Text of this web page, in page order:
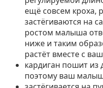
ещё совсем кроха,
застёгиваются на
ростом малыша
ниже и таким
растёт вместе с
кардиган пошит из
поэтому ваш малыш